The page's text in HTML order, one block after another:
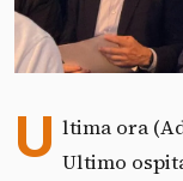
U ltima ora
Ultimo